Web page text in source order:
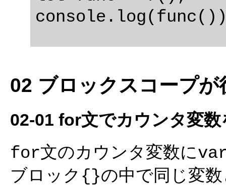
02 ブロックスコープが
02-01 for文でカウンタ変
for文のカウンタ変数に
ブロック {}の中で同じ変